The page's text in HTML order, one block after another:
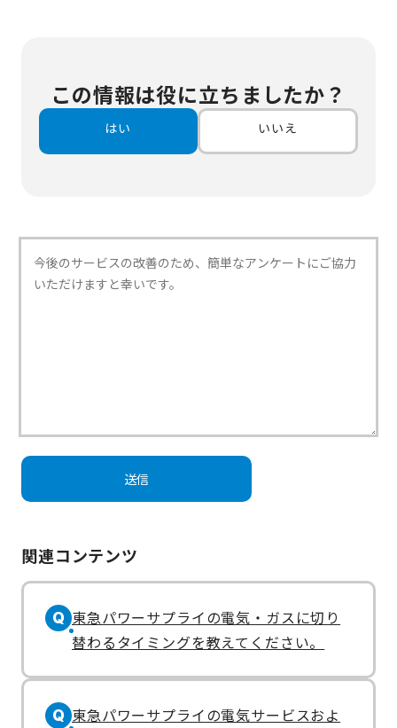
この情報は役に立ちましたか？
はい いいえ
関連コンテンツ
Q 東急パワーサプライの電気・ガスに切り
替わるタイミングを教えてください。
Q 東急パワーサプライの電気サービスおよ